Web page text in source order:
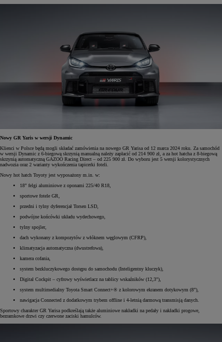
Nowy GR Yaris w wersji Dynamic
Klienci w Polsce będą mogli składać zamówienia na nowego GR Yarisa od 12 marca 2024 roku. Za samochód
w wersji Dynamic z 6-biegową skrzynią manualną należy zapłacić od 214 900 zł, a za hot hatcha z 8-biegową
skrzynią automatyczną GAZOO Racing Direct – od 225 900 zł. Do wyboru jest 5 wersji kolorystycznych
nadwozia oraz 2 warianty wykończenia tapicerki foteli.
Nowy hot hatch Toyoty jest wyposażony m.in. w:
18" felgi aluminiowe z oponami 225/40 R18,
sportowe fotele GR,
przedni i tylny dyferencjał Torsen LSD,
podwójne końcówki układu wydechowego,
tylny spojler,
dach wykonany z kompozytów z włóknem węglowym (CFRP),
klimatyzacja automatyczna (dwustrefowa),
kamera cofania,
system bezkluczykowego dostępu do samochodu (Inteligentny kluczyk),
Digital Cockpit – cyfrowy wyświetlacz na tablicy wskaźników (12,3"),
system multimedialny Toyota Smart Connect+® z kolorowym ekranem dotykowym (8"),
nawigacja Connected z dodatkowym trybem offline i 4-letnią darmową transmisją danych.
Sportowy charakter GR Yarisa podkreślają także aluminiowe nakładki na pedały i nakładki progowe,
bezramkowe drzwi czy czerwone zaciski hamulców.